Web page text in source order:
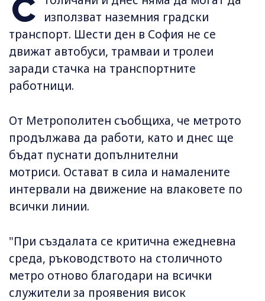
С
използват наземния градски
транспорт. Шести ден в София не се
движат автобуси, трамваи и тролеи
заради стачка на транспортните
работници.
От Метрополитен съобщиха, че метрото
продължава да работи, като и днес ще
бъдат пуснати допълнителни
мотриси. Остават в сила и намалените
интервали на движение на влаковете по
всички линии.
"При създалата се критична ежедневна
среда, ръководството на столичното
метро отново благодари на всички
служители за проявения висок